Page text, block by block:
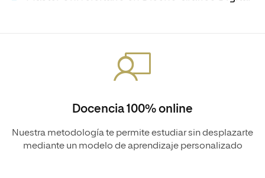
Docencia 100% online
Nuestra metodología te permite estudiar sin desplazarte
mediante un modelo de aprendizaje personalizado